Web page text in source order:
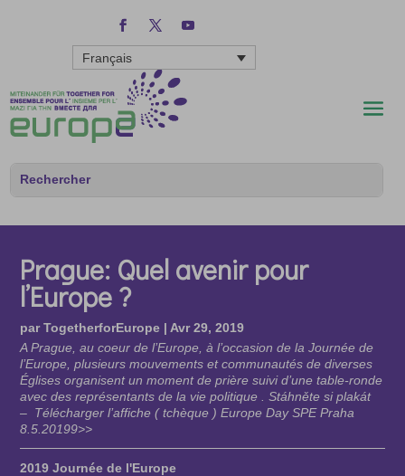
Français
Prague: Quel avenir pour
l’Europe ?
parTogetherforEurope | Avr 29, 2019
A Prague, au coeur de l’Europe, à l’occasion de la Journée de
l’Europe, plusieurs mouvements et communautés de diverses
Églises organisent un moment de prière suivi d’une table-ronde
avec des représentants de la vie politique . Stáhněte si plakát
– Télécharger l’affiche ( tchèque ) Europe Day SPE Praha
8.5.20199>>
2019 Journée de l'Europe